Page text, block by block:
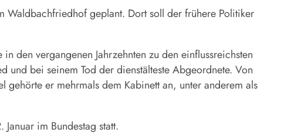
Waldbachfriedhof geplant. Dort soll der frühere Politiker
den vergangenen Jahrzehnten zu den einflussreichsten
und bei seinem Tod der dienstälteste Abgeordnete. Von
er mehrmals dem Kabinett an, unter anderem als
im Bundestag statt.